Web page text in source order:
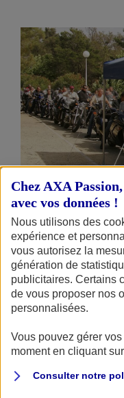
Chez AXA
avec vos données !
Nous utilisons des
expérience et
vous autorisez la
génération de
publicitaires. Certains
de vous proposer nos
personnalisées.
Vous pouvez gérer
moment en cliquant
Consulter notre
Avant de partir à
Depuis 40 éditions,
l'organisation. Même
l'interdiction de se
proposé de revivre le
au roadbook et aux
Périgord. Et 2026 ne